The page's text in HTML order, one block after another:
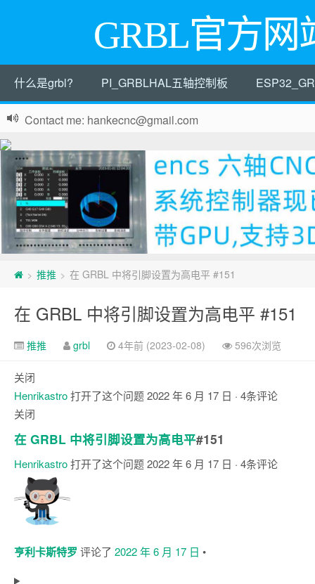
GRBL官方网
什么是grbl? PI_GRBLHAL五轴控制板
Contact me: hankecnc@gmail.com
> 推推 > 在 GRBL 中将引脚设置为高电平 #151
在 GRBL 中将引脚设置为高电平 #151
推推 grbl 4年前 (2023-02-08) 596次浏览
关闭
Henrikastro打开了这个问题2022 年 6 月 17 日 · 4条评论
关闭
在 GRBL 中将引脚设置为高电平#151
Henrikastro打开了这个问题2022 年 6 月 17 日 · 4条评论
评
亨利卡斯特罗 评论了 2022 年 6 月 17 日 •